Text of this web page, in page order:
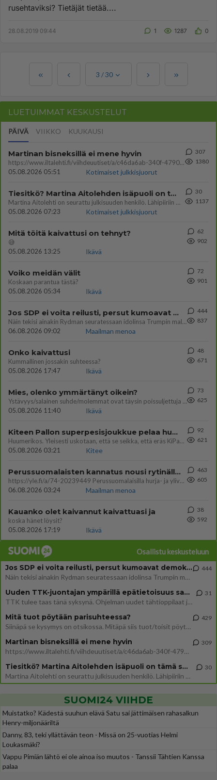
rusehtaviksi? Tietäjät tietää....
28.08.2019 09:44 1 1287 0
3 /30
LUETUIMMAT KESKUSTELUT
PÄIVÄ VIIKKO KUUKAUSI
Martinan bisneksillä ei mene hyvin
https://www.iltalehti.fi/viihdeuutiset/a/c46da6ab-340f-4790-aaa7-0865eed2336 Yrityksen konkurssihakemus on tullut kärä
05.08.2026 05:51
Kotimaiset julkkisjuorut
307
1380
Tiesitkö? Martina Aitolehden isäpuoli on tämä suosittu laulaja
Martina Aitolehti on seurattu julkisuuden henkilö. Lähipiiriin mahtuu muitakin tunnettuja henkilöitä. Tiesitkö, että Ma
05.08.2026 07:23
Kotimaiset julkkisjuorut
30
1137
Mitä töitä kaivattusi on tehnyt?
😅
05.08.2026 13:25
Ikävä
62
902
Voiko meidän välit
Koskaan parantua tästä?
05.08.2026 05:34
Ikävä
72
901
Jos SDP ei voita reilusti, persut kumoavat demokratian Suomesta
Näin tekisi ainakin Rydman seuratessaan idolinsa Trumpin mallia https://www.is.fi/politiikka/art-2000012187244.html
06.08.2026 09:02
Maailman menoa
444
837
Onko kaivattusi
Kummallinen jossakin suhteessa?
05.08.2026 17:47
Ikävä
48
671
Mies, olenko ymmärtänyt oikein?
Ystävyys/salainen suhde/molemmat ovat täysin poissuljettuja asioita? Nainen
05.08.2026 11:40
Ikävä
73
625
Kiteen Pallon superpesisjoukkue pelaa huumeiden vaikutuksen alaisena
Huumerikos. Yleisesti uskotaan, että se seikka, että eräs KiPan pelaaja kärähtää huumeista, on vain jäävuoren huippu. M
05.08.2026 03:21
Kitee
92
621
Perussuomalaisten kannatus nousi rytinällä Ylen tänään julkaisemassa tuoreimmassa gallup-kyselyssä.
https://yle.fi/a/74-20239449 Perussuomalaisilla hurja- ja ylivoimaisesti suurin nousu tässä uudessa Ylen gallupissa. Kyl
06.08.2026 03:24
Maailman menoa
463
605
Kauanko olet kaivannut kaivattuasi ja
koska hänet löysit?
05.08.2026 17:19
Ikävä
38
592
Osallistu keskusteluun
Jos SDP ei voita reilusti, persut kumoavat demokratian Suomesta
Näin tekisi ainakin Rydman seuratessaan idolinsa Trumpin mallia https://www.is.fi/politiikka/art-2000012187244.html
444
Uuden TTK-juontajan ympärillä epätietoisuus sakenee - Nyt MTV hämmentää soppaa
TTK tulee taas tänä syksynä. Ohjelman uudet tähtioppilaat julkistetaan torstaina 6. elokuuta klo 14 alkavassa lehdistö
31
Mitä tuot pöytään parisuhteessa?
Siinäpä se kysymys on otsikossa. Mitäpä siis tuot/toisit pöytään parisuhteessa? Oletko mies vai nainen? Koetko sen mitä
429
Martinan bisneksillä ei mene hyvin
https://www.iltalehti.fi/viihdeuutiset/a/c46da6ab-340f-4790-aaa7-0865eed2336 Yrityksen konkurssihakemus on tullut kärä
309
Tiesitkö? Martina Aitolehden isäpuoli on tämä suosittu laulaja
Martina Aitolehti on seurattu julkisuuden henkilö. Lähipiiriin mahtuu muitakin tunnettuja henkilöitä. Tiesitkö, että Ma
30
SUOMI24 VIIHDE
Muistatko? Kädestä suuhun elävä Satu sai jättimäisen rahasalkun
Henry-miljonääriltä
Danny, 83, teki yllättävän teon - Missä on 25-vuotias Helmi
Loukasmäki?
Vappu Pimiän lähtö ei ole ainoa iso muutos - Tanssii Tähtien Kanssa
palaa